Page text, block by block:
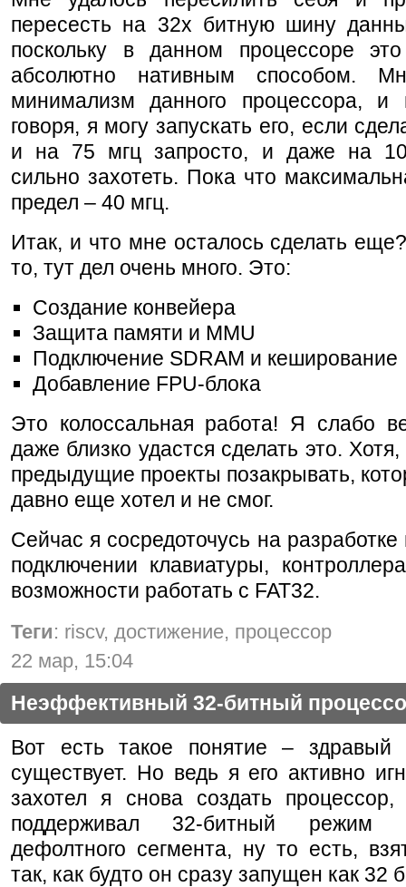
пересесть на 32х битную шину
поскольку в данном процессоре
абсолютно нативным способом.
минимализм данного процессора, и
говоря, я могу запускать его, если
и на 75 мгц запросто, и даже на
сильно захотеть. Пока что
предел – 40 мгц.
Итак, и что мне осталось сделать
то, тут дел очень много. Это:
Создание конвейера
Защита памяти и MMU
Подключение SDRAM и кеширование
Добавление FPU-блока
Это колоссальная работа! Я слабо
даже близко удастся сделать это.
предыдущие проекты позакрывать,
давно еще хотел и не смог.
Сейчас я сосредоточусь на
подключении клавиатуры,
возможности работать с FAT32.
Теги: riscv, достижение, процессор
22 мар, 15:04
Неэффективный 32-битный
Вот есть такое понятие –
существует. Но ведь я его активно
захотел я снова создать
поддерживал 32-битный режим
дефолтного сегмента, ну то есть,
так, как будто он сразу запущен как 32